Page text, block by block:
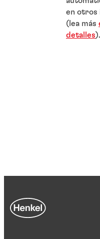
en otros
(lea más
detalles).